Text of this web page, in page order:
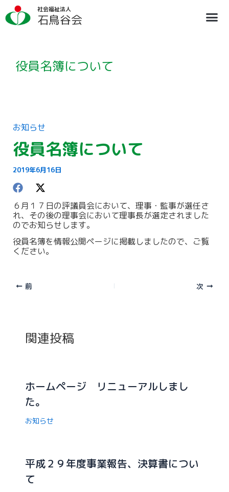
容
を
社会福祉法人
石鳥谷会
役員名簿について
お知らせ
役員名簿について
2019年6月16日
６月１７日の評議員会において、理事・監事が選任さ
れ、その後の理事会において理事長が選定されました
のでお知らせします。
役員名簿を情報公開ページに掲載しましたので、ご覧
ください。
前 次
関連投稿
ホームページ リニューアルしまし
た。
お知らせ
平成２９年度事業報告、決算書につい
て
ア
ー
カ